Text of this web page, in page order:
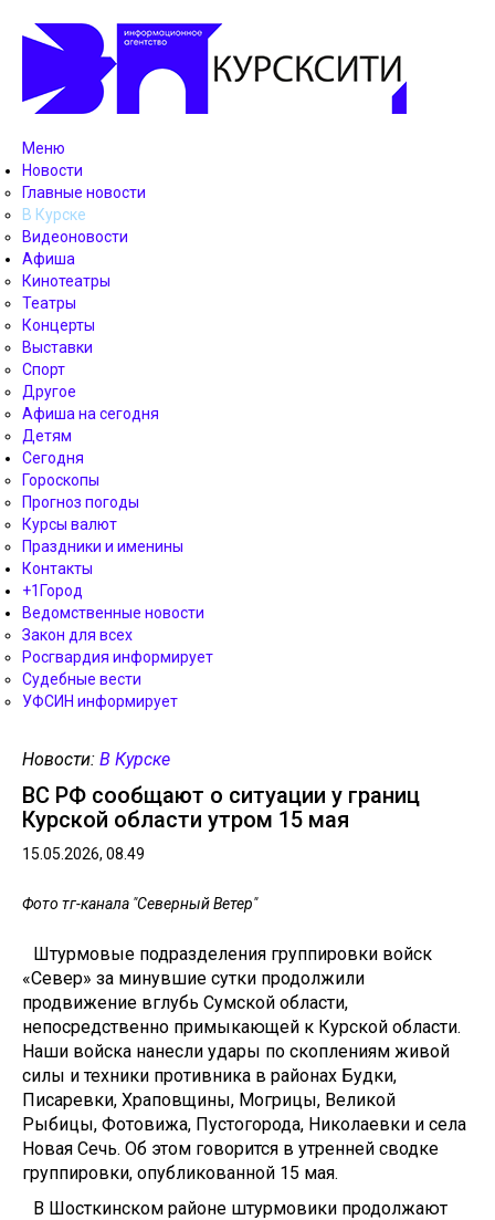
Меню
Новости
Главные новости
В Курске
Видеоновости
Афиша
Кинотеатры
Театры
Концерты
Выставки
Спорт
Другое
Афиша на сегодня
Детям
Сегодня
Гороскопы
Прогноз погоды
Курсы валют
Праздники и именины
Контакты
+1Город
Ведомственные новости
Закон для всех
Росгвардия информирует
Судебные вести
УФСИН информирует
Новости: В Курске
ВС РФ сообщают о ситуации у границ
Курской области утром 15 мая
15.05.2026, 08.49
Фото тг-канала "Северный Ветер"
Штурмовые подразделения группировки войск
«Север» за минувшие сутки продолжили
продвижение вглубь Сумской области,
непосредственно примыкающей к Курской области.
Наши войска нанесли удары по скоплениям живой
силы и техники противника в районах Будки,
Писаревки, Храповщины, Могрицы, Великой
Рыбицы, Фотовижа, Пустогорода, Николаевки и села
Новая Сечь. Об этом говорится в утренней сводке
группировки, опубликованной 15 мая.
В Шосткинском районе штурмовики продолжают